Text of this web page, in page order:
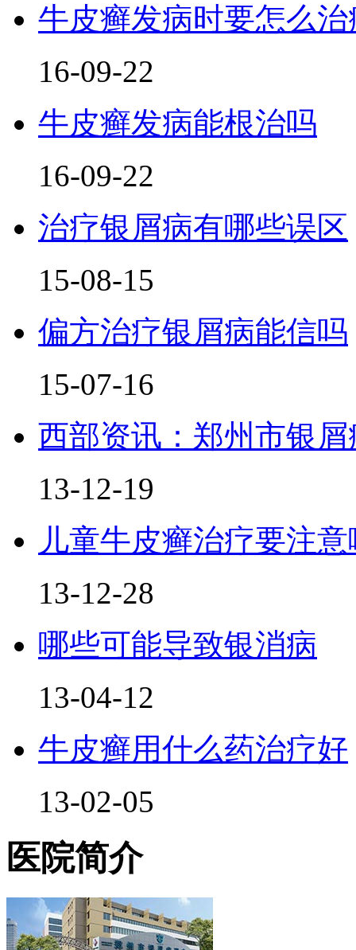
牛皮癣发病时要怎么治
16-09-22
牛皮癣发病能根治吗
16-09-22
治疗银屑病有哪些误区
15-08-15
偏方治疗银屑病能信吗
15-07-16
西部资讯：郑州市银
13-12-19
儿童牛皮癣治疗要注
13-12-28
哪些可能导致银消病
13-04-12
牛皮癣用什么药治疗好
13-02-05
医院简介